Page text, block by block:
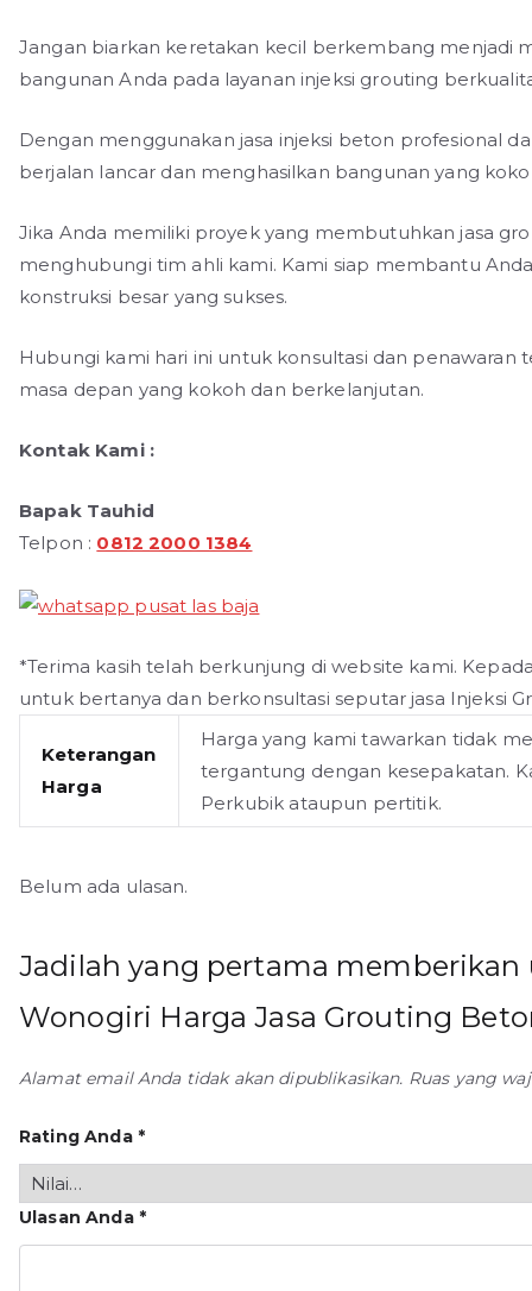
Jangan biarkan keretakan kecil berkembang menjadi
bangunan Anda pada layanan injeksi grouting
Dengan menggunakan jasa injeksi beton profesional
berjalan lancar dan menghasilkan bangunan yang
Jika Anda memiliki proyek yang membutuhkan jasa
menghubungi tim ahli kami. Kami siap membantu
konstruksi besar yang sukses.
Hubungi kami hari ini untuk konsultasi dan
masa depan yang kokoh dan berkelanjutan.
Kontak Kami :
Bapak Tauhid
Telpon : 0812 2000 1384
*Terima kasih telah berkunjung di website kami.
untuk bertanya dan berkonsultasi seputar jasa Injeksi
Keterangan
Harga
Harga yang kami tawarkan tidak
tergantung dengan kesepakatan.
Perkubik ataupun pertitik.
Belum ada ulasan.
Jadilah yang pertama memberikan
Wonogiri Harga Jasa Grouting
Alamat email Anda tidak akan dipublikasikan. Ruas yang
Rating Anda *
Ulasan Anda *